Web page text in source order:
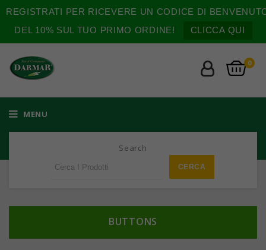
REGISTRATI PER RICEVERE UN CODICE DI
DEL 10% SUL TUO PRIMO ORDINE!
CLICCA QUI
0
MENU
Search
BUTTONS